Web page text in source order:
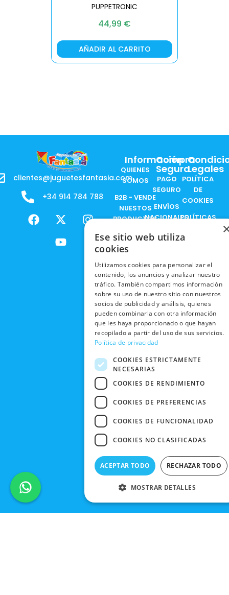
PUPPETRONIC
44,99 €
AÑADIR AL CARRITO
clientes@juguetesfantasia.com
+34 914 784 788
F
a
X
-
t
w
I
n
m
Y
o
u
t
Información
QUIENES
SOMOS
B2B - VENDE
NUESTOS
PRODUCTOS
RESPONSABILIDAD
SOCIAL
TRABAJA
CON
NOSOTROS
NUESTRAS
TIENDAS
BLACK
FRIDAY
CONTACTO
Compra
Segura
PAGO
SEGURO
ENVÍOS
NACIONALES
ENVÍOS
RECOGIDA
EN TIENDA
DEVOLUCIONES
Y CAMBIOS
CANCELAR
PEDIDO
Legales
POLÍTICA
DE
COOKIES
POLÍTICAS
PRIVACIDAD
POLÍTICA DE
PRIVACIDAD
CONDICIONES
DE COMPRA
Ese sitio web utiliza
cookies
Utilizamos cookies para personalizar el
contenido, los anuncios y analizar nuestro
tráfico. También compartimos información
sobre su uso de nuestro sitio con nuestros
socios de publicidad y análisis, quienes
pueden combinarla con otra información
que les haya proporcionado o que hayan
recopilado a partir del uso de sus servicios.
Política de privacidad
COOKIES ESTRICTAMENTE
NECESARIAS
COOKIES DE RENDIMIENTO
COOKIES DE PREFERENCIAS
COOKIES DE FUNCIONALIDAD
COOKIES NO CLASIFICADAS
ACEPTAR TODO RECHAZAR TODO
MOSTRAR DETALLES